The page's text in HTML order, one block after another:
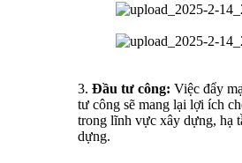
3. Đầu tư công: Việc đẩy
tư công sẽ mang lại lợi ích
trong lĩnh vực xây dựng, hạ
dựng.